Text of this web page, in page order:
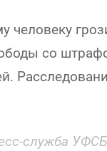
человеку
со
служба